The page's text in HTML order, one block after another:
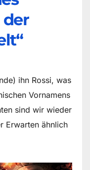
ihn Rossi, was
Vornamens
sind wir wieder
Erwarten ähnlich